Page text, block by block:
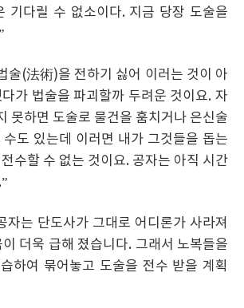
기다릴 수 없소이다. 지금 당장 도술을
술(法術)을 전하기 싫어 이러는 것이 아
가 법술을 파괴할까 두려운 것이요. 자
못하면 도술로 물건을 훔치거나 은신술
도 있는데 이러면 내가 그것들을 돕는
수할 수 없는 것이요. 공자는 아직 시간
자는 단도사가 그대로 어디론가 사라져
더욱 급해 졌습니다. 그래서 노복들을
하여 묶어놓고 도술을 전수 받을 계획